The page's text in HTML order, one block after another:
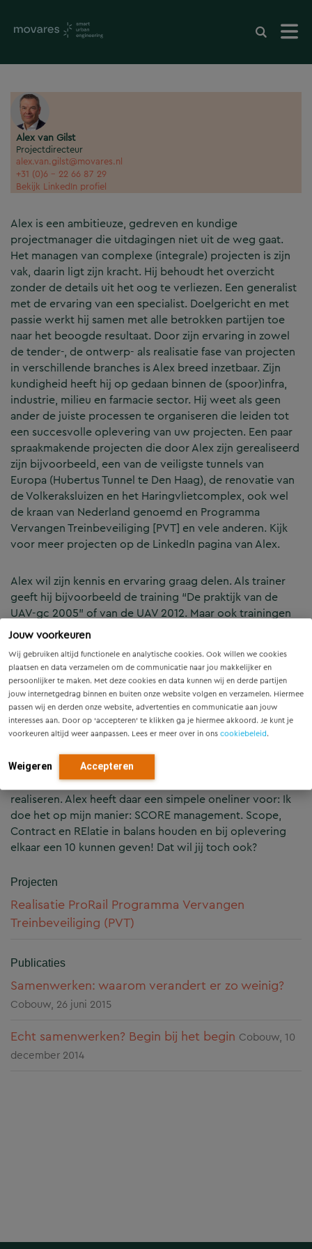
Jouw voorkeuren
Wij gebruiken altijd functionele en analytische cookies. Ook willen we cookies
plaatsen en data verzamelen om de communicatie naar jou makkelijker en
persoonlijker te maken. Met deze cookies en data kunnen wij en derde partijen
jouw internetgedrag binnen en buiten onze website volgen en verzamelen. Hiermee
passen wij en derden onze website, advertenties en communicatie aan jouw
interesses aan. Door op ‘accepteren’ te klikken ga je hiermee akkoord. Je kunt je
voorkeuren altijd weer aanpassen. Lees er meer over in ons cookiebeleid.
Weigeren Accepteren
Alex is een ambitieuze, gedreven en kundige
projectmanager die uitdagingen niet uit de weg gaat.
Het managen van complexe (integrale) projecten is zijn
vak, daarin ligt zijn kracht. Hij behoudt het overzicht
zonder de details uit het oog te verliezen. Een generalist
met de ervaring van een specialist. Doelgericht en met
passie werkt hij samen met alle betrokken partijen toe
naar het beoogde resultaat. Door zijn ervaring in zowel
de tender-, de ontwerp- als realisatie fase van projecten
in verschillende branches is Alex breed inzetbaar. Zijn
kundigheid heeft hij op gedaan binnen de (spoor)infra,
industrie, milieu en farmacie sector. Hij weet als geen
ander de juiste processen te organiseren die leiden tot
een succesvolle oplevering van uw projecten. Een paar
spraakmakende projecten die door Alex zijn gerealiseerd
zijn bijvoorbeeld, een van de veiligste tunnels van
Europa (Hubertus Tunnel te Den Haag), de renovatie van
de Volkeraksluizen en het Haringvlietcomplex, ook wel
de kraan van Nederland genoemd en Programma
Vervangen Treinbeveiliging [PVT] en vele anderen. Kijk
voor meer projecten op de LinkedIn pagina van Alex.
Alex wil zijn kennis en ervaring graag delen. Als trainer
geeft hij bijvoorbeeld de training “De praktijk van de
UAV-gc 2005” of van de UAV 2012. Maar ook trainingen
op het gebied van project en contractmanagement.
Een bijzondere markt voor Movares adviseurs en
ingenieurs is het vervullen van de rol van
hoofdaannemer.
Met zijn ervaring in de aannemersbranche geeft Alex een
invulling aan deze nieuwe rol. Met zijn team zet hij
Movares op de kaart om complexe D&C projecten voor
onze opdrachtgevers op een professionele wijze te
realiseren. Alex heeft daar een simpele oneliner voor: Ik
doe het op mijn manier: SCORE management. Scope,
Contract en RElatie in balans houden en bij oplevering
elkaar een 10 kunnen geven! Dat wil jij toch ook?
Projecten
Realisatie ProRail Programma Vervangen
Treinbeveiliging (PVT)
Publicaties
Samenwerken: waarom verandert er zo weinig?
Cobouw, 26 juni 2015
Echt samenwerken? Begin bij het begin Cobouw, 10
december 2014
Alex van Gilst
Projectdirecteur
alex.van.gilst@movares.nl
+31 (0)6 - 22 66 87 29
Bekijk LinkedIn profiel